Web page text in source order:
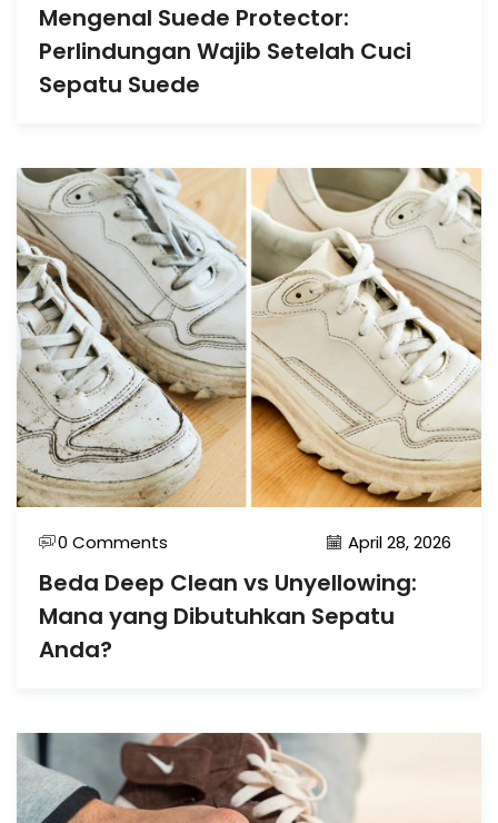
Mengenal Suede Protector:
Perlindungan Wajib Setelah Cuci
Sepatu Suede
April 28, 2026
0 Comments
Beda Deep Clean vs Unyellowing:
Mana yang Dibutuhkan Sepatu
Anda?